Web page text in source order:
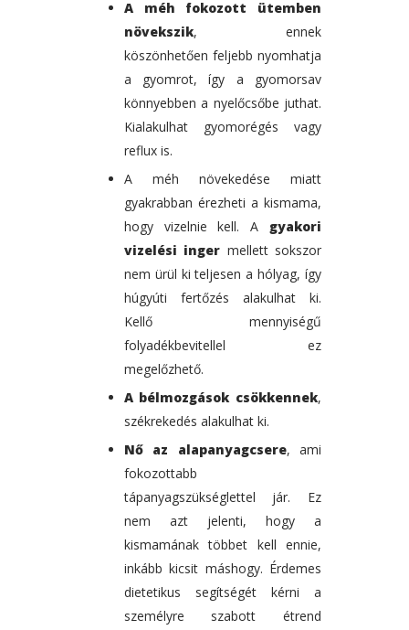
A méh fokozott ütemben
növekszik, ennek
köszönhetően feljebb nyomhatja
a gyomrot, így a gyomorsav
könnyebben a nyelőcsőbe juthat.
Kialakulhat gyomorégés vagy
reflux is.
A méh növekedése miatt
gyakrabban érezheti a kismama,
hogy vizelnie kell. A gyakori
vizelési inger mellett sokszor
nem ürül ki teljesen a hólyag, így
húgyúti fertőzés alakulhat ki.
Kellő mennyiségű
folyadékbevitellel ez
megelőzhető.
A bélmozgások csökkennek,
székrekedés alakulhat ki.
Nő az alapanyagcsere, ami
fokozottabb
tápanyagszükséglettel jár. Ez
nem azt jelenti, hogy a
kismamának többet kell ennie,
inkább kicsit máshogy. Érdemes
dietetikus segítségét kérni a
személyre szabott étrend